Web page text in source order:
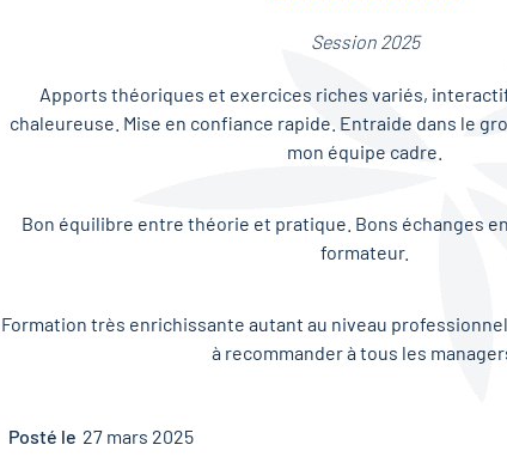
Session 2025
Apports théoriques et exercices riches variés,
chaleureuse. Mise en confiance rapide. Entraide dans le
mon équipe cadre.
Bon équilibre entre théorie et pratique. Bons échanges
formateur.
Formation très enrichissante autant au niveau
à recommander à tous les
Posté le 27 mars 2025